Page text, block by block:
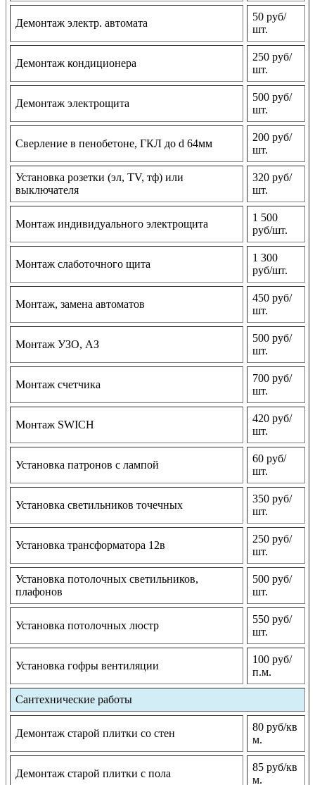
Демонтаж электр. автомата
50 руб/
шт.
Демонтаж кондиционера
250 руб/
шт.
Демонтаж электрощита
500 руб/
шт.
Сверление в пенобетоне, ГКЛ до d 64мм
200 руб/
шт.
Установка розетки (эл, TV, тф) или
выключателя
320 руб/
шт.
Монтаж индивидуального электрощита
1 500
руб/шт.
Монтаж слаботочного щита
1 300
руб/шт.
Монтаж, замена автоматов
450 руб/
шт.
Монтаж УЗО, АЗ
500 руб/
шт.
Монтаж счетчика
700 руб/
шт.
Монтаж SWICH
420 руб/
шт.
Установка патронов с лампой
60 руб/
шт.
Установка светильников точечных
350 руб/
шт.
Установка трансформатора 12в
250 руб/
шт.
Установка потолочных светильников,
плафонов
500 руб/
шт.
Установка потолочных люстр
550 руб/
шт.
Установка гофры вентиляции
100 руб/
п.м.
Сантехнические работы
Демонтаж старой плитки со стен
80 руб/кв
м.
Демонтаж старой плитки с пола
85 руб/кв
м.